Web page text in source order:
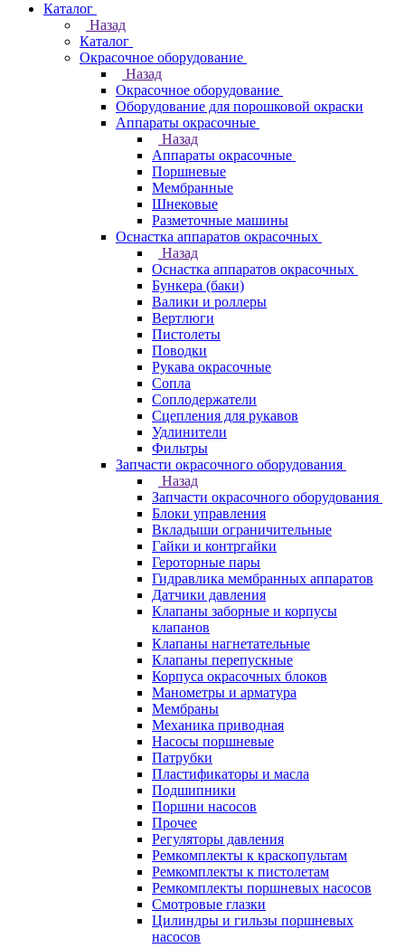
Каталог
Назад
Каталог
Окрасочное оборудование
Назад
Окрасочное оборудование
Оборудование для порошковой окраски
Аппараты окрасочные
Назад
Аппараты окрасочные
Поршневые
Мембранные
Шнековые
Разметочные машины
Оснастка аппаратов окрасочных
Назад
Оснастка аппаратов окрасочных
Бункера (баки)
Валики и роллеры
Вертлюги
Пистолеты
Поводки
Рукава окрасочные
Сопла
Соплодержатели
Сцепления для рукавов
Удлинители
Фильтры
Запчасти окрасочного оборудования
Назад
Запчасти окрасочного оборудования
Блоки управления
Вкладыши ограничительные
Гайки и контргайки
Героторные пары
Гидравлика мембранных аппаратов
Датчики давления
Клапаны заборные и корпусы
клапанов
Клапаны нагнетательные
Клапаны перепускные
Корпуса окрасочных блоков
Манометры и арматура
Мембраны
Механика приводная
Насосы поршневые
Патрубки
Пластификаторы и масла
Подшипники
Поршни насосов
Прочее
Регуляторы давления
Ремкомплекты к краскопультам
Ремкомплекты к пистолетам
Ремкомплекты поршневых насосов
Смотровые глазки
Цилиндры и гильзы поршневых
насосов